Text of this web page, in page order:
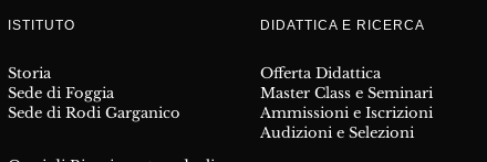
ISTITUTO
Storia
Sede di Foggia
Sede di Rodi Garganico
DIDATTICA E RICERCA
Offerta Didattica
Master Class e Seminari
Ammissioni e Iscrizioni
Audizioni e Selezioni